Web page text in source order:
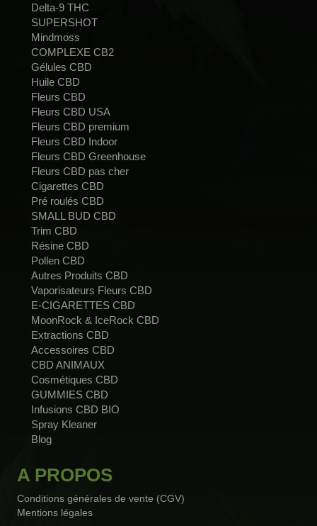
Delta-9 THC
SUPERSHOT
Mindmoss
COMPLEXE CB2
Gélules CBD
Huile CBD
Fleurs CBD
Fleurs CBD USA
Fleurs CBD premium
Fleurs CBD Indoor
Fleurs CBD Greenhouse
Fleurs CBD pas cher
Cigarettes CBD
Pré roulés CBD
SMALL BUD CBD
Trim CBD
Résine CBD
Pollen CBD
Autres Produits CBD
Vaporisateurs Fleurs CBD
E-CIGARETTES CBD
MoonRock & IceRock CBD
Extractions CBD
Accessoires CBD
CBD ANIMAUX
Cosmétiques CBD
GUMMIES CBD
Infusions CBD BIO
Spray Kleaner
Blog
A PROPOS
Conditions générales de vente (CGV)
Mentions légales